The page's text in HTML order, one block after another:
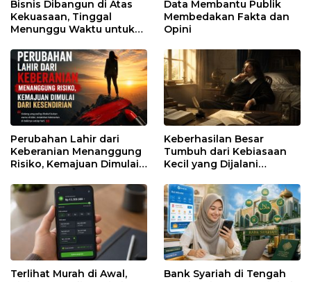
Bisnis Dibangun di Atas
Kekuasaan, Tinggal
Menunggu Waktu untuk
Data Membantu Publik
Membedakan Fakta dan
Opini
Perubahan Lahir dari
Keberanian Menanggung
Risiko, Kemajuan Dimulai
Keberhasilan Besar
Tumbuh dari Kebiasaan
Kecil yang Dijalani
Terlihat Murah di Awal,
Bank Syariah di Tengah